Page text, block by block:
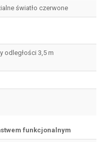
światło czerwone
odległości 3,5 m
funkcjonalnym